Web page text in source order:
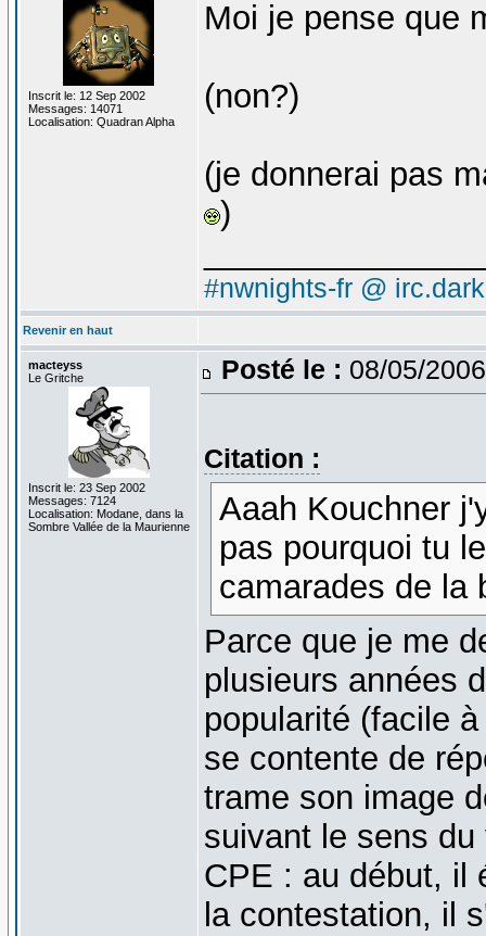
Inscrit le: 12 Sep 2002
Messages: 14071
Localisation: Quadran Alpha
Moi je pense que
(non?)
(je donnerai pas
)
#nwnights-fr @
Revenir en haut
macteyss
Le Gritche
Inscrit le: 23 Sep 2002
Messages: 7124
Localisation: Modane, dans la
Sombre Vallée de la Maurienne
Posté le : 08/05/
Citation :
Aaah Kouchner
pas pourquoi tu
camarades de la
Parce que je me
plusieurs années
popularité (facile
se contente de
trame son image
suivant le sens
CPE : au début, il
la contestation, il